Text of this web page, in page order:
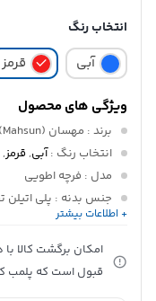
انتخاب رنگ
آبی قرمز
ویژگی های محصول
برند : مهسان (Mahsun)
انتخاب رنگ :آبی, قرمز,
مدل : فرچه اطویی
جنس بدنه : پلی
جنس سری پاک کننده
نوع کاربری: نظافت
کشور سازنده: ایران
+ اطلاعات بیشتر
امکان برگشت کالا
قبول است که پلمب